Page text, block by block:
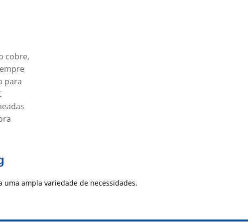
cobre,
para
uma ampla variedade de necessidades.